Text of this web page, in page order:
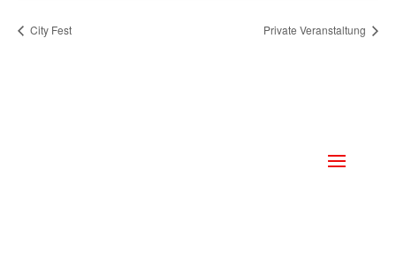
City Fest Private Veranstaltung